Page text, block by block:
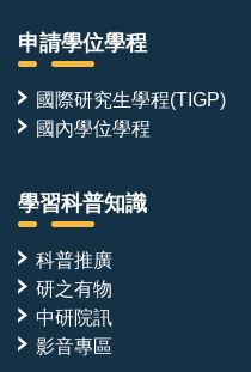
申請學位學程
國際研究生學程(TIGP)
國內學位學程
學習科普知識
科普推廣
研之有物
中研院訊
影音專區